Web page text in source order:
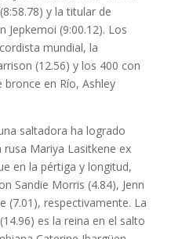
y la titular de
Jepkemoi (9:00.12). Los
mundial, la
(12.56) y los 400 con
en Río, Ashley
saltadora ha logrado
Mariya Lasitkene ex
en la pértiga y longitud,
Sandie Morris (4.84), Jenn
(7.01), respectivamente. La
es la reina en el salto